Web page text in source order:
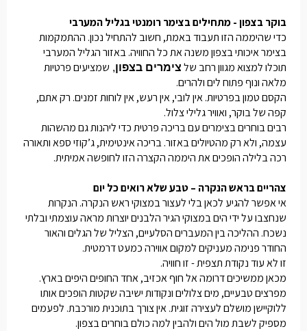
בוקר בצפון - מתחילים בצימר רומנטי בגליל המערבי
כדי שהיממה הזו תעבוד באמת, חשוב להתחיל נכון. ההתמקמות
בצימר איכותי בצפון משנה את כל החוויה. באזור הגליל המערבי
תוכלו למצוא מגוון רחב של צימרים בצפון, שמציעים פרטיות
מלאה ונוף פתוח לים ולהרים.
הקסם טמון בפרטיות. אין לובי, אין רעש, אין לוחות זמנים. רק אתם,
קפה של בוקר, ואוויר גלילי צלול.
רבים בוחרים בצימרים עם בריכה פרטית כדי ליהנות גם מהשהות
עצמה, ולא רק מהטיולים באזור. בריכה אינטימית, ג’קוזי ספא ותאורה
רכה בלילה הופכים את היממה הקצרה הזו לחופשה אמיתית.
צהריים בראש הנקרה – טבע שלא רואים כל יום
אי אפשר להגיע לכאן בלי לעצור במצוקי ראש הנקרה. הנקרות
שנחצבו על ידי הים במצוקי הגיר הלבנים יוצרות מראה עוצמתי ובלתי
נשכח. ההליכה בין המעברים הסלעיים, הצליל של הגלים והאור
החודר פנימה מעניקים למקום אווירה כמעט דרמטית.
זו לא עוד נקודת תצפית - זו חוויה.
מכאן ממשיכים דרומה אל חוף אכזיב, אחד החופים היפים בארץ.
מפרצים טבעיים, מים צלולים ונקודות ישיבה שקטות הופכים אותו
ללוקיישן מושלם לעצירה זוגית. אין צורך בתוכנית מורכבת. לפעמים
מספיק לשבת מול הים ולהבין למה כולם בוחרים בצפון.